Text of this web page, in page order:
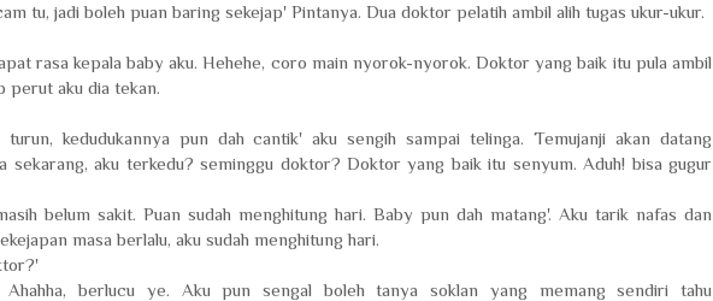
tu, jadi boleh puan baring sekejap' Pintanya. Dua doktor pelatih ambil alih tugas ukur-ukur.
rasa kepala baby aku. Hehehe, coro main nyorok-nyorok. Doktor yang baik itu pula ambil
perut aku dia tekan.
kedudukannya pun dah cantik' aku sengih sampai telinga. Temujanji akan datang
sekarang, aku terkedu? seminggu doktor? Doktor yang baik itu senyum. Aduh! bisa gugur
belum sakit. Puan sudah menghitung hari. Baby pun dah matang'. Aku tarik nafas dan
masa berlalu, aku sudah menghitung hari.
Ahahha, berlucu ye. Aku pun sengal boleh tanya soklan yang memang sendiri tahu